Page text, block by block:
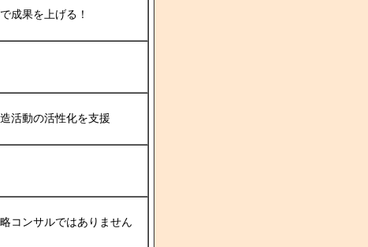
成果を上げる！
活動の活性化を支援
コンサルではありません